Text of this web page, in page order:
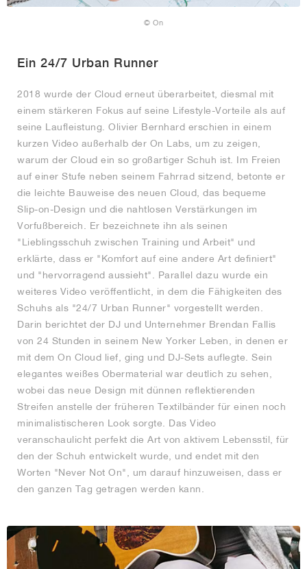
© On
Ein 24/7 Urban Runner
2018 wurde der Cloud erneut überarbeitet, diesmal mit
einem stärkeren Fokus auf seine Lifestyle-Vorteile als auf
seine Laufleistung. Olivier Bernhard erschien in einem
kurzen Video außerhalb der On Labs, um zu zeigen,
warum der Cloud ein so großartiger Schuh ist. Im Freien
auf einer Stufe neben seinem Fahrrad sitzend, betonte er
die leichte Bauweise des neuen Cloud, das bequeme
Slip-on-Design und die nahtlosen Verstärkungen im
Vorfußbereich. Er bezeichnete ihn als seinen
"Lieblingsschuh zwischen Training und Arbeit" und
erklärte, dass er "Komfort auf eine andere Art definiert"
und "hervorragend aussieht". Parallel dazu wurde ein
weiteres Video veröffentlicht, in dem die Fähigkeiten des
Schuhs als "24/7 Urban Runner" vorgestellt werden.
Darin berichtet der DJ und Unternehmer Brendan Fallis
von 24 Stunden in seinem New Yorker Leben, in denen er
mit dem On Cloud lief, ging und DJ-Sets auflegte. Sein
elegantes weißes Obermaterial war deutlich zu sehen,
wobei das neue Design mit dünnen reflektierenden
Streifen anstelle der früheren Textilbänder für einen noch
minimalistischeren Look sorgte. Das Video
veranschaulicht perfekt die Art von aktivem Lebensstil, für
den der Schuh entwickelt wurde, und endet mit den
Worten "Never Not On", um darauf hinzuweisen, dass er
den ganzen Tag getragen werden kann.